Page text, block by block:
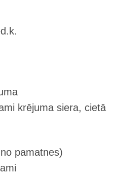
krējuma siera, cietā
pamatnes)